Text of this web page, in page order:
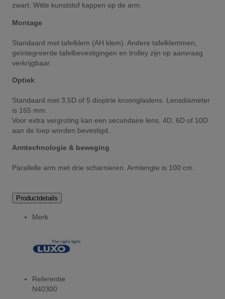
zwart. Witte kunststof kappen op de arm.
Montage
Standaard met tafelklem (AH klem). Andere tafelklemmen,
geïntegreerde tafelbevestigingen en trolley zijn op aanvraag
verkrijgbaar.
Optiek
Standaard met 3,5D of 5 dioptrie kroonglaslens. Lensdiameter
is 165 mm.
Voor extra vergroting kan een secundaire lens, 4D, 6D of 10D
aan de loep worden bevestigd.
Armtechnologie & beweging
Parallelle arm met drie scharnieren. Armlengte is 100 cm.
Productdetails
Merk
Referentie
N40300